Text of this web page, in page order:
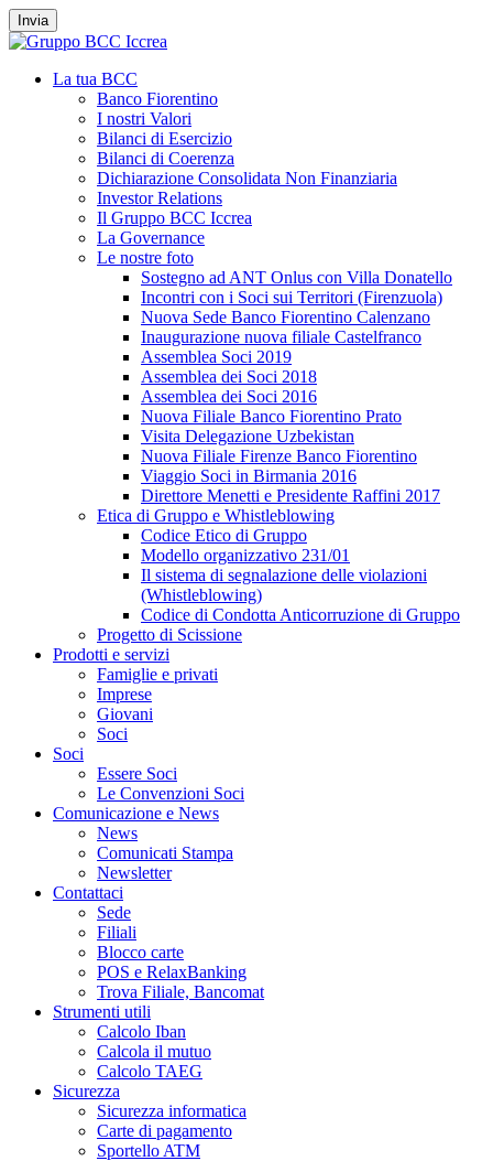
Invia
La tua BCC
Banco Fiorentino
I nostri Valori
Bilanci di Esercizio
Bilanci di Coerenza
Dichiarazione Consolidata Non Finanziaria
Investor Relations
Il Gruppo BCC Iccrea
La Governance
Le nostre foto
Sostegno ad ANT Onlus con Villa Donatello
Incontri con i Soci sui Territori (Firenzuola)
Nuova Sede Banco Fiorentino Calenzano
Inaugurazione nuova filiale Castelfranco
Assemblea Soci 2019
Assemblea dei Soci 2018
Assemblea dei Soci 2016
Nuova Filiale Banco Fiorentino Prato
Visita Delegazione Uzbekistan
Nuova Filiale Firenze Banco Fiorentino
Viaggio Soci in Birmania 2016
Direttore Menetti e Presidente Raffini 2017
Etica di Gruppo e Whistleblowing
Codice Etico di Gruppo
Modello organizzativo 231/01
Il sistema di segnalazione delle violazioni
(Whistleblowing)
Codice di Condotta Anticorruzione di Gruppo
Progetto di Scissione
Prodotti e servizi
Famiglie e privati
Imprese
Giovani
Soci
Soci
Essere Soci
Le Convenzioni Soci
Comunicazione e News
News
Comunicati Stampa
Newsletter
Contattaci
Sede
Filiali
Blocco carte
POS e RelaxBanking
Trova Filiale, Bancomat
Strumenti utili
Calcolo Iban
Calcola il mutuo
Calcolo TAEG
Sicurezza
Sicurezza informatica
Carte di pagamento
Sportello ATM